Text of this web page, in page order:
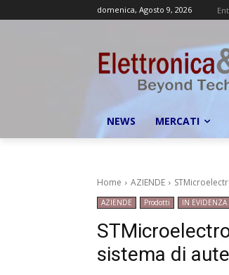
domenica, Agosto 9, 2026
NEWS MERCATI
Home AZIENDE
AZIENDE Prodotti IN EVIDENZA
sistema di